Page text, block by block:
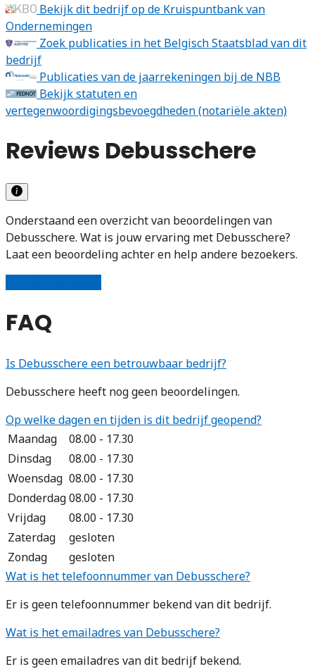
Bekijk dit bedrijf op de Kruispuntbank van
Ondernemingen
Zoek publicaties in het Belgisch Staatsblad van dit
bedrijf
Publicaties van de jaarrekeningen bij de NBB
Bekijk statuten en
vertegenwoordigingsbevoegdheden (notariële akten)
Reviews Debusschere
Onderstaand een overzicht van beoordelingen van
Debusschere. Wat is jouw ervaring met Debusschere?
Laat een beoordeling achter en help andere bezoekers.
FAQ
Is Debusschere een betrouwbaar bedrijf?
Debusschere heeft nog geen beoordelingen.
Op welke dagen en tijden is dit bedrijf geopend?
Maandag
08.00 - 17.30
Dinsdag
08.00 - 17.30
Woensdag 08.00 - 17.30
Donderdag08.00 - 17.30
Vrijdag
08.00 - 17.30
Zaterdag
gesloten
Zondag
gesloten
Wat is het telefoonnummer van Debusschere?
Er is geen telefoonnummer bekend van dit bedrijf.
Wat is het emailadres van Debusschere?
Er is geen emailadres van dit bedrijf bekend.